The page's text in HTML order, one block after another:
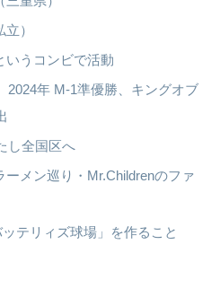
）
いうコンビで活動
2024年 M-1準優勝、キングオブ
し全国区へ
メン巡り・Mr.Childrenのファ
テリィズ球場」を作ること